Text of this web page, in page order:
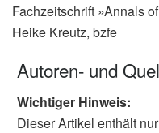
Fachzeitschrift »Annals
Heike Kreutz, bzfe
Autoren- und
Wichtiger Hinweis:
Dieser Artikel enthält